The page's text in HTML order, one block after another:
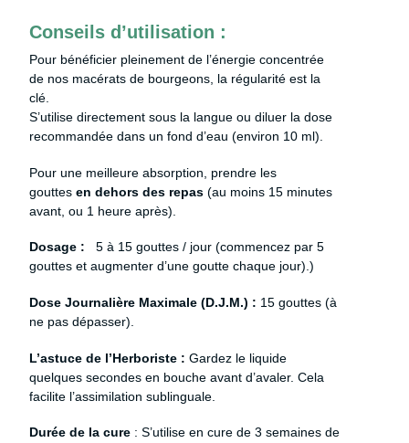
Conseils d’utilisation :
Pour bénéficier pleinement de l’énergie concentrée
de nos macérats de bourgeons, la régularité est la
clé.
S’utilise directement sous la langue ou diluer la dose
recommandée dans un fond d’eau (environ 10 ml).
Pour une meilleure absorption, prendre les
gouttes en dehors des repas (au moins 15 minutes
avant, ou 1 heure après).
Dosage :
5 à 15 gouttes / jour (commencez par 5
gouttes et augmenter d’une goutte chaque jour).)
Dose Journalière Maximale (D.J.M.) : 15 gouttes (à
ne pas dépasser).
L’astuce de l’Herboriste : Gardez le liquide
quelques secondes en bouche avant d’avaler. Cela
facilite l’assimilation sublinguale.
Durée de la cure : S’utilise en cure de 3 semaines de